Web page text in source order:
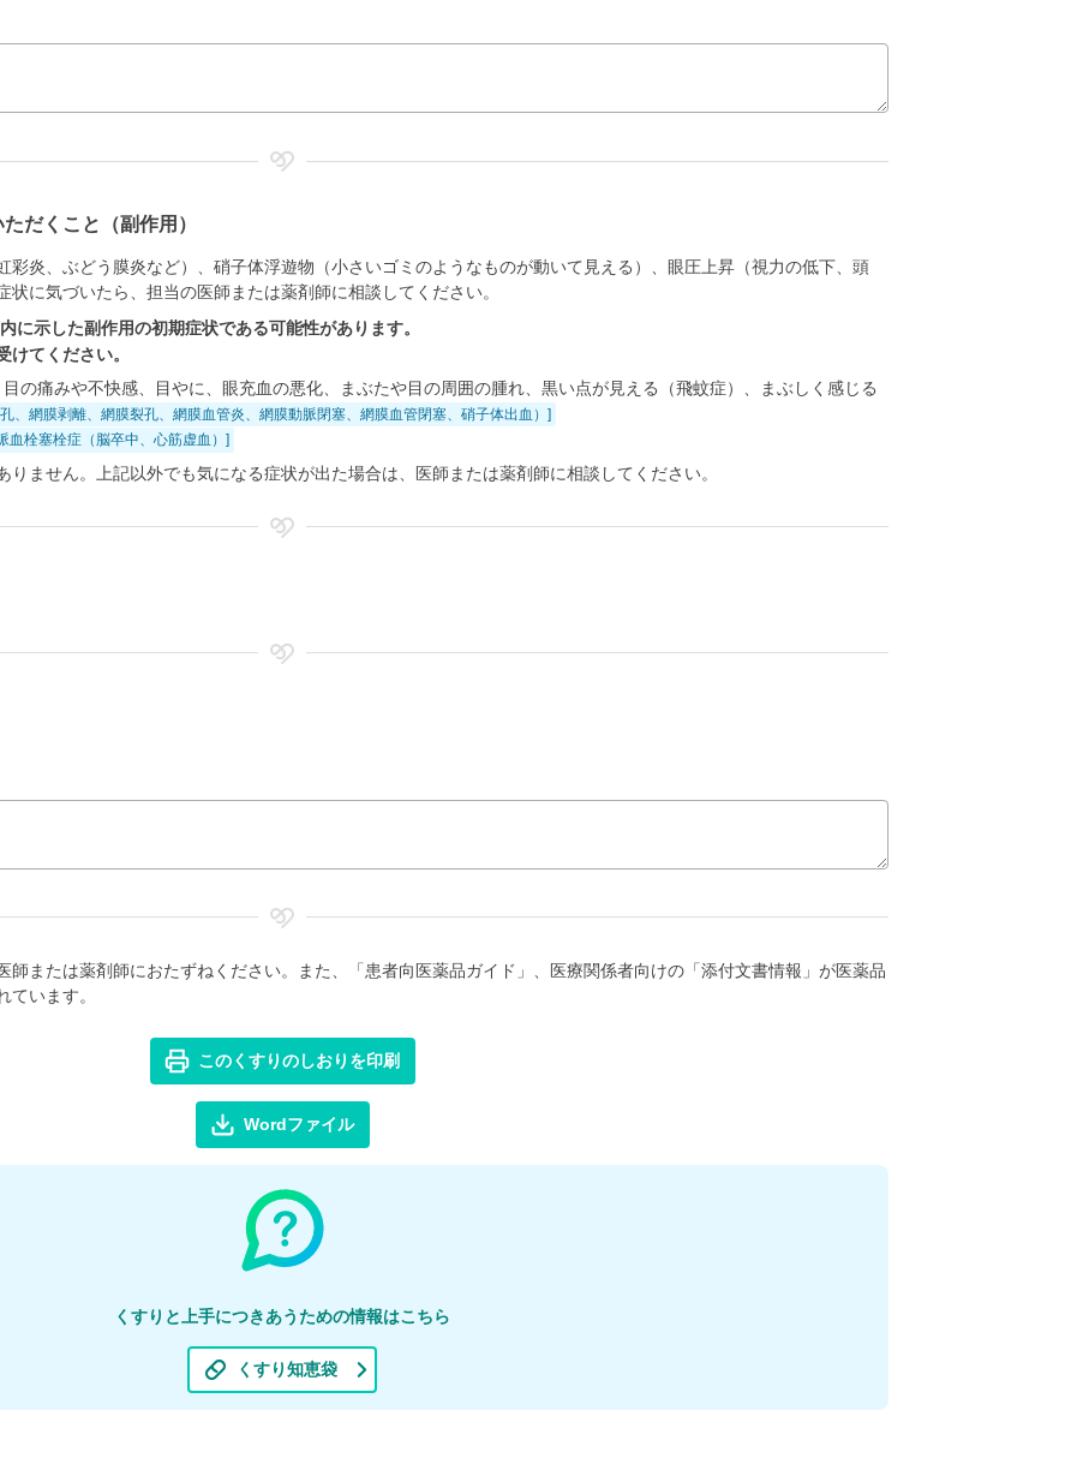
だくこと（副作用）
彩炎、ぶどう膜炎など）、硝子体浮遊物（小さいゴミのようなものが動いて見える）、眼圧上昇（視力の低下、頭
に気づいたら、担当の医師または薬剤師に相談してください。
内に示した副作用の初期症状である可能性があります。
てください。
の痛みや不快感、目やに、眼充血の悪化、まぶたや目の周囲の腫れ、黒い点が見える（飛蚊症）、まぶしく感じる
、網膜剥離、網膜裂孔、網膜血管炎、網膜動脈閉塞、網膜血管閉塞、硝子体出血）]
血栓塞栓症（脳卒中、心筋虚血）]
ません。上記以外でも気になる症状が出た場合は、医師または薬剤師に相談してください。
師または薬剤師におたずねください。また、「患者向医薬品ガイド」、医療関係者向けの「添付文書情報」が医薬品
います。
このくすりのしおりを印刷
Wordファイル
くすりと上手につきあうための情報はこちら
くすり知恵袋